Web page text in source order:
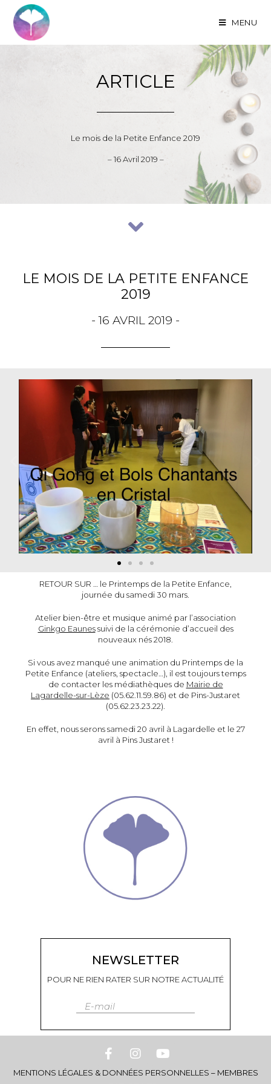
MENU
ARTICLE
Le mois de la Petite Enfance 2019
– 16 Avril 2019 –
LE MOIS DE LA PETITE ENFANCE
2019
- 16 AVRIL 2019 -
RETOUR SUR … le Printemps de la Petite Enfance,
journée du samedi 30 mars.
Atelier bien-être et musique animé par l’association
Ginkgo Eaunessuivi de la cérémonie d’accueil des
nouveaux nés 2018.
Si vous avez manqué une animation du Printemps de la
Petite Enfance (ateliers, spectacle…), il est toujours temps
de contacter les médiathèques de Mairie de
Lagardelle-sur-Lèze (05.62.11.59.86) et de Pins-Justaret
(05.62.23.23.22).
En effet, nous serons samedi 20 avril à Lagardelle et le 27
avril à Pins Justaret !
NEWSLETTER
POUR NE RIEN RATER SUR NOTRE ACTUALITÉ
E-mail
MENTIONS LÉGALES & DONNÉES PERSONNELLES – MEMBRES